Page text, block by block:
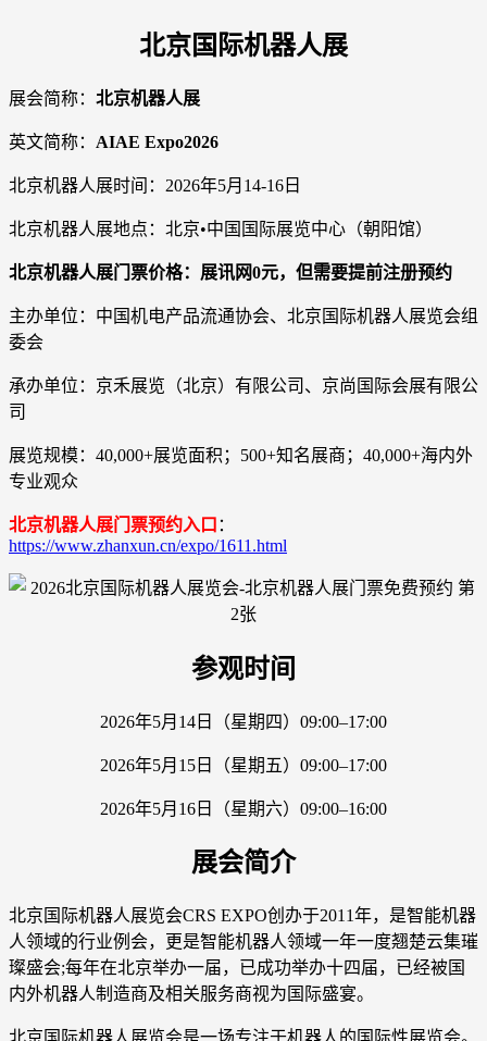
北京国际机器人展
展会简称： 北京机器人展
英文简称： AIAE Expo2026
北京机器人展时间：2026年5月14-16日
北京机器人展地点：北京•中国国际展览中心（朝阳馆）
北京机器人展门票价格：展讯网0元，但需要提前注册预约
主办单位：中国机电产品流通协会、北京国际机器人展览会组
委会
承办单位：京禾展览（北京）有限公司、京尚国际会展有限公
司
展览规模：40,000+展览面积；500+知名展商；40,000+海内外
专业观众
北京机器人展门票预约入口 ：
https://www.zhanxun.cn/expo/1611.html
参观时间
2026年5月14日（星期四）09:00–17:00
2026年5月15日（星期五）09:00–17:00
2026年5月16日（星期六）09:00–16:00
展会简介
北京国际机器人展览会CRS EXPO创办于2011年，是智能机器
人领域的行业例会，更是智能机器人领域一年一度翘楚云集璀
璨盛会;每年在北京举办一届，已成功举办十四届，已经被国
内外机器人制造商及相关服务商视为国际盛宴。